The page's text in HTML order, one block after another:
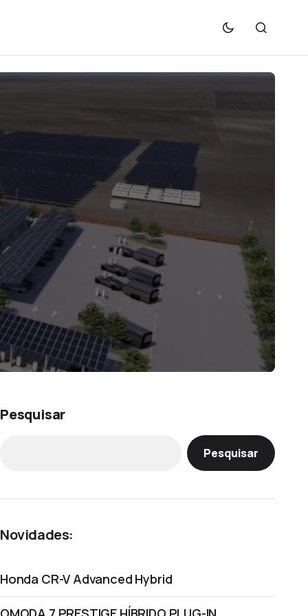
Pesquisar
Pesquisar
Novidades:
Honda CR-V Advanced Hybrid